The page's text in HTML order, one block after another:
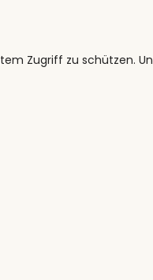
Zugriff zu schützen.